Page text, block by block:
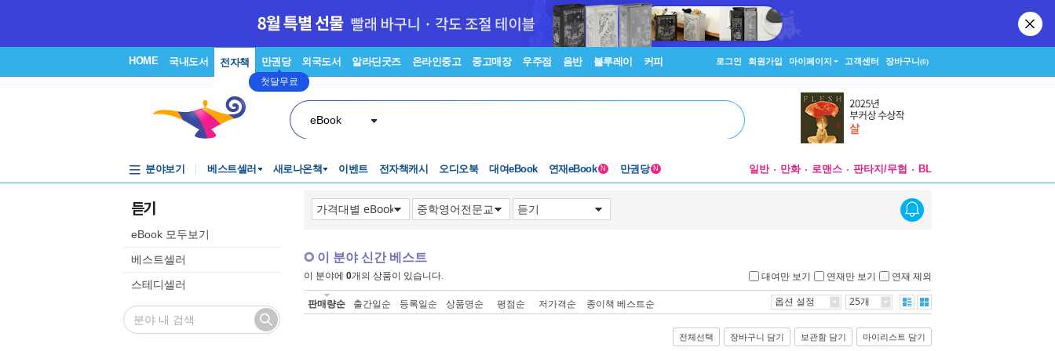
HOME 국내도서 전자책 만권당
첫달무료
외국도서 알라딘굿즈 온라인중고 중고매장 우주점 음반 블루레이 커피 로그인 회원가입 마이페이지 고객센터 장바구니(0)
eBook
분야보기 베스트셀러 새로나온책 이벤트 전자책캐시 오디오북 대여eBook 연재eBook N 만권당 N 일반 만화 로맨스 판타지/무협 BL
듣기
eBook 모두보기
베스트셀러
스테디셀러
이 분야 신간 베스트
이 분야에 0개의 상품이 있습니다. 대여만 보기 연재만 보기 연재 제외
판매량순 출간일순 등록일순 상품명순 평점순 저가격순 종이책 베스트순 옵션 설정 25개
전체선택 장바구니 담기 보관함 담기 마이리스트 담기